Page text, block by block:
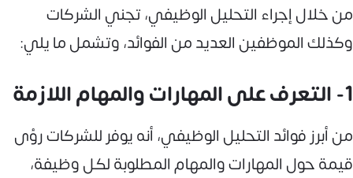
من خلال إجراء التحليل الوظيفي، تجني الشركات
وكذلك الموظفين العديد من الفوائد، وتشمل ما يلي:
1- التعرف على المهارات والمهام اللازمة
من أبرز فوائد التحليل الوظيفي، أنه يوفر للشركات رؤى
قيمة حول المهارات والمهام المطلوبة لكل وظيفة،